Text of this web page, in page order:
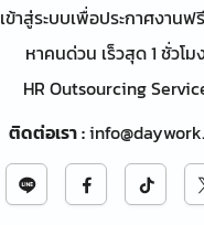
เข้าสู่ระบบเพื่อประกาศงานฟรี
หาคนด่วน เร็วสุด 1 ชั่วโม
HR Outsourcing
ติดต่อเรา: